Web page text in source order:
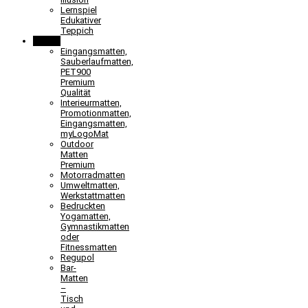
Lernspiel
Edukativer
Teppich
Eingangsmatten,
Sauberlaufmatten,
PET900
Premium
Qualität
Interieurmatten,
Promotionmatten,
Eingangsmatten,
myLogoMat
Outdoor
Matten
Premium
Motorradmatten
Umweltmatten,
Werkstattmatten
Bedruckten
Yogamatten,
Gymnastikmatten
oder
Fitnessmatten
Regupol
Bar-
Matten
–
Tisch